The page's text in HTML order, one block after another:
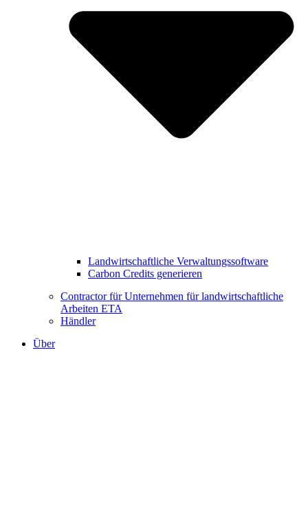
Landwirtschaftliche Verwaltungssoftware
Carbon Credits generieren
Contractor für Unternehmen für landwirtschaftliche
Arbeiten ETA
Händler
Über